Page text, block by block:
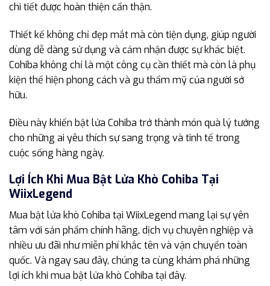
chi tiết được hoàn thiện cẩn thận.
Thiết kế không chỉ đẹp mắt mà còn tiện dụng, giúp người
dùng dễ dàng sử dụng và cảm nhận được sự khác biệt.
Cohiba không chỉ là một công cụ cần thiết mà còn là phụ
kiện thể hiện phong cách và gu thẩm mỹ của người sở
hữu.
Điều này khiến bật lửa Cohiba trở thành món quà lý tưởng
cho những ai yêu thích sự sang trọng và tinh tế trong
cuộc sống hàng ngày.
Lợi Ích Khi Mua Bật Lửa Khò Cohiba Tại
WiixLegend
Mua bật lửa khò Cohiba tại WiixLegend mang lại sự yên
tâm với sản phẩm chính hãng, dịch vụ chuyên nghiệp và
nhiều ưu đãi như miễn phí khắc tên và vận chuyển toàn
quốc. Và ngay sau đây, chúng ta cùng khám phá những
lợi ích khi mua bật lửa khò Cohiba tại đây.